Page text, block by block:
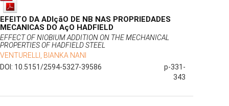
EFEITO DA ADIçãO DE NB NAS PROPRIEDADES
MECANICAS DO AçO HADFIELD
EFFECT OF NIOBIUM ADDITION ON THE MECHANICAL
PROPERTIES OF HADFIELD STEEL
VENTURELLI, BIANKA NANI
DOI: 10.5151/2594-5327-39586
p-331-
343